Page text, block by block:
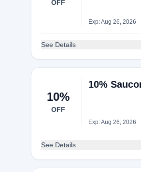
OFF
Exp: Aug 26, 2026
See Details
10%
OFF
10%
Exp: Aug 26, 2026
See Details